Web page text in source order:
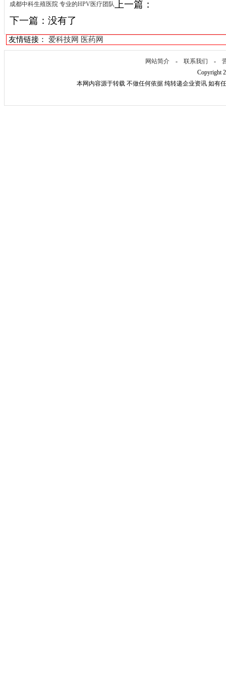
上一篇：
成都中科生殖医院 专业的HPV医疗团队
下一篇：没有了
友情链接： 爱科技网 医药网
网站简介 - 联系我们 -
Copyright
本网内容源于转载 不做任何依据 纯转递企业资讯 如有